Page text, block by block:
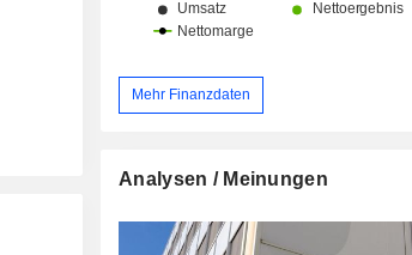
Mehr Finanzdaten
Analysen / Meinungen